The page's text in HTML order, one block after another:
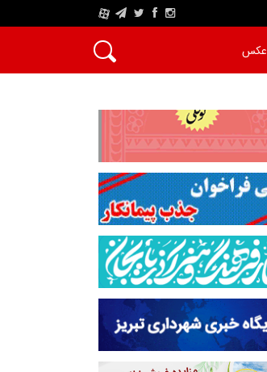
A
عکس